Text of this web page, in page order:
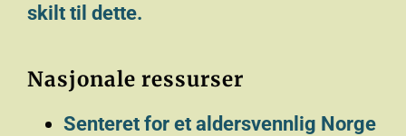
skilt til dette.
Nasjonale ressurser
Senteret for et aldersvennlig Norge